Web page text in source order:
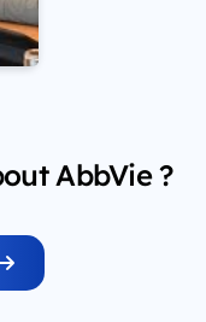
AbbVie ?